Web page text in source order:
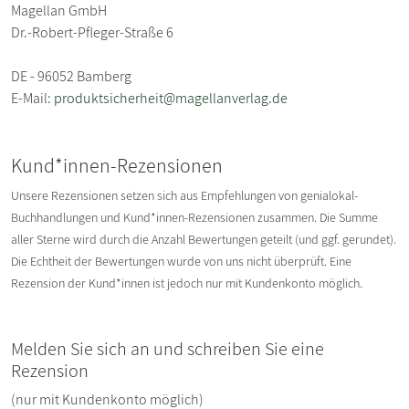
Magellan GmbH
Dr.-Robert-Pfleger-Straße 6
DE - 96052 Bamberg
E-Mail: produktsicherheit@magellanverlag.de
Kund*innen-Rezensionen
Unsere Rezensionen setzen sich aus Empfehlungen von genialokal-
Buchhandlungen und Kund*innen-Rezensionen zusammen. Die Summe
aller Sterne wird durch die Anzahl Bewertungen geteilt (und ggf. gerundet).
Die Echtheit der Bewertungen wurde von uns nicht überprüft. Eine
Rezension der Kund*innen ist jedoch nur mit Kundenkonto möglich.
Melden Sie sich an und schreiben Sie eine
Rezension
(nur mit Kundenkonto möglich)